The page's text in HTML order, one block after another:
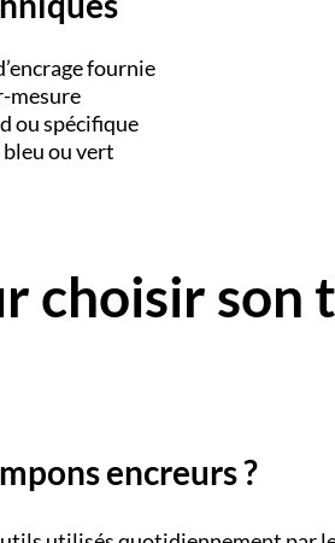
fournie
mesure
ou spécifique
ou vert
choisir son
encreurs ?